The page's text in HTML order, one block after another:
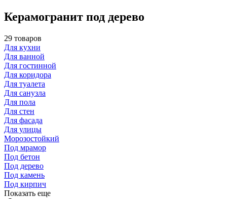
Керамогранит под дерево
29 товаров
Для кухни
Для ванной
Для гостинной
Для коридора
Для туалета
Для санузла
Для пола
Для стен
Для фасада
Для улицы
Морозостойкий
Под мрамор
Под бетон
Под дерево
Под камень
Под кирпич
Показать еще